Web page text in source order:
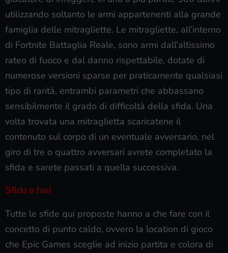
utilizzando soltanto le armi appartenenti alla grande
famiglia delle mitragliette. Le mitragliette, all’interno
di Fortnite Battaglia Reale, sono armi dall’altissimo
rateo di fuoco e dal danno rispettabile, dotate di
numerose versioni sparse per praticamente qualsiasi
tipo di rarità, entrambi parametri che abbassano
sensibilmente il grado di difficoltà della sfida. Una
volta trovata una mitraglietta scaricatene il
contenuto sul corpo di un eventuale avversario, nel
giro di tre o quattro avversari avrete completato la
sfida e sarete passati a quella successiva.
Sfida a fasi
Tutte le sfide qui proposte hanno a che fare con il
concetto di punto caldo, ovvero la location di gioco
che Epic Games sceglie ad inizio partita e colora di